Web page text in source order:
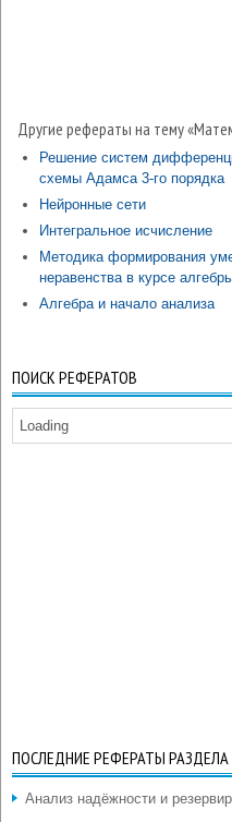
Другие рефераты на тему
Решение систем
схемы Адамса 3-го порядка
Нейронные сети
Интегральное исчисление
Методика формирования
неравенства в курсе
Алгебра и начало анализа
ПОИСК РЕФЕРАТОВ
Loading
ПОСЛЕДНИЕ РЕФЕРАТЫ РАЗДЕЛА
Анализ надёжности и